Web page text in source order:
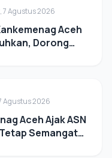
7 Agustus 2026
Aceh
Dorong
Agustus 2026
Aceh Ajak ASN
Semangat